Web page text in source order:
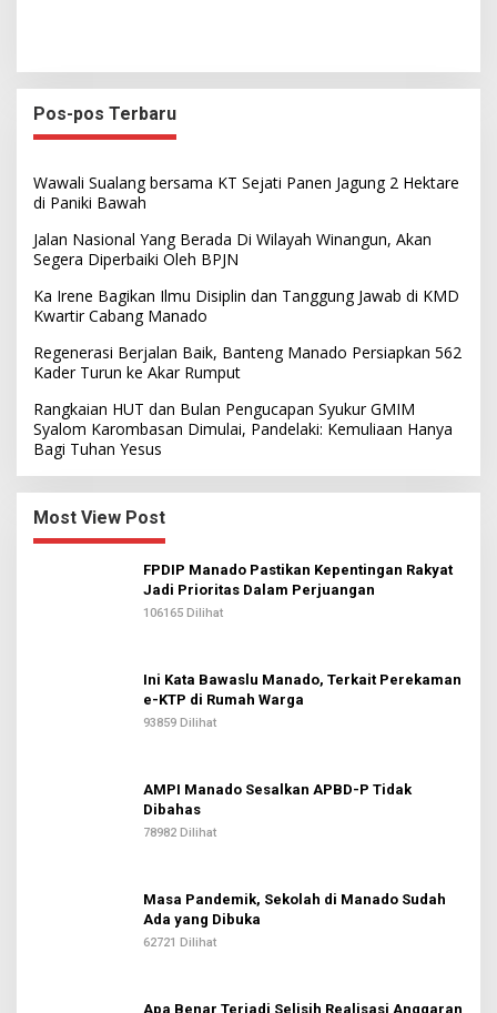
Pos-pos Terbaru
Wawali Sualang bersama KT Sejati Panen Jagung 2 Hektare
di Paniki Bawah
Jalan Nasional Yang Berada Di Wilayah Winangun, Akan
Segera Diperbaiki Oleh BPJN
Ka Irene Bagikan Ilmu Disiplin dan Tanggung Jawab di KMD
Kwartir Cabang Manado
Regenerasi Berjalan Baik, Banteng Manado Persiapkan 562
Kader Turun ke Akar Rumput
Rangkaian HUT dan Bulan Pengucapan Syukur GMIM
Syalom Karombasan Dimulai, Pandelaki: Kemuliaan Hanya
Bagi Tuhan Yesus
Most View Post
FPDIP Manado Pastikan Kepentingan Rakyat
Jadi Prioritas Dalam Perjuangan
106165 Dilihat
Ini Kata Bawaslu Manado, Terkait Perekaman
e-KTP di Rumah Warga
93859 Dilihat
AMPI Manado Sesalkan APBD-P Tidak
Dibahas
78982 Dilihat
Masa Pandemik, Sekolah di Manado Sudah
Ada yang Dibuka
62721 Dilihat
Apa Benar Terjadi Selisih Realisasi Anggaran